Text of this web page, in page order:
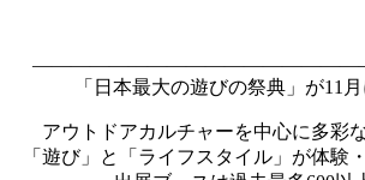
「日本最大の遊びの祭典」が11
アウトドアカルチャーを中心に多彩
「遊び」と「ライフスタイル」が体験